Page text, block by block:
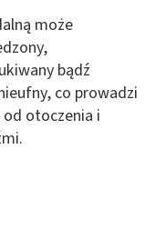
może
bądź
co prowadzi
otoczenia i